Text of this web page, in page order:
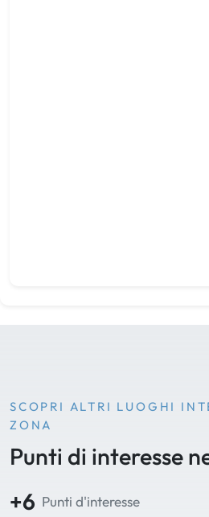
SCOPRI ALTRI LUOGHI
ZONA
Punti di interesse
+6 Punti d'interesse